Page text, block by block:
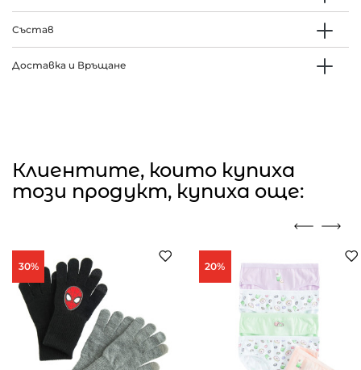
Състав
Доставка и Връщане
Клиентите, които купиха
този продукт, купиха още:
30% 20%